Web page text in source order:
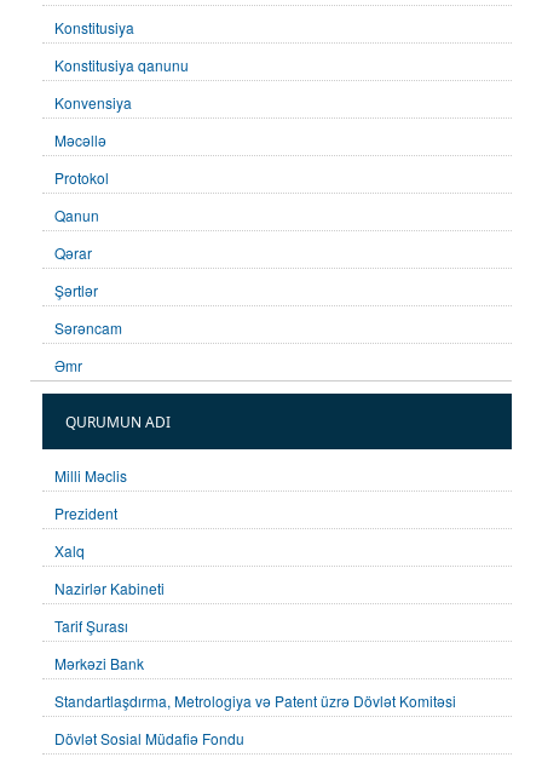
Konstitusiya
Konstitusiya qanunu
Konvensiya
Məcəllə
Protokol
Qanun
Qərar
Şərtlər
Sərəncam
Əmr
QURUMUN ADI
Milli Məclis
Prezident
Xalq
Nazirlər Kabineti
Tarif Şurası
Mərkəzi Bank
Standartlaşdırma, Metrologiya və Patent üzrə Dövlət Komitəsi
Dövlət Sosial Müdafiə Fondu